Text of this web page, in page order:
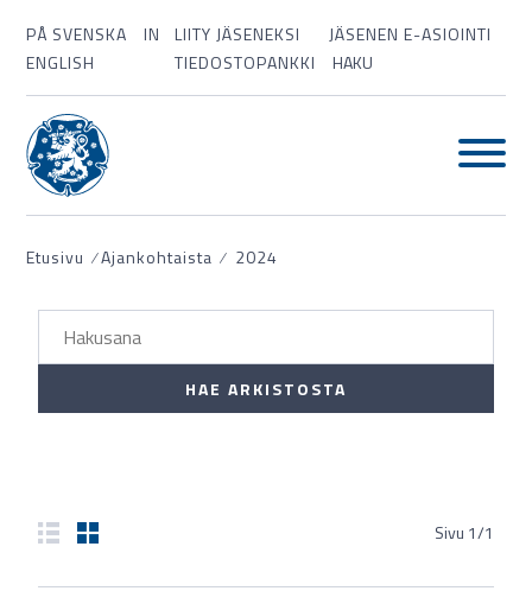
PÅ SVENSKA
IN
ENGLISH
LIITY JÄSENEKSI
JÄSENEN E-ASIOINTI
TIEDOSTOPANKKI
HAKU
Etusivu ⁄Ajankohtaista ⁄ 2024
Sivu 1/1